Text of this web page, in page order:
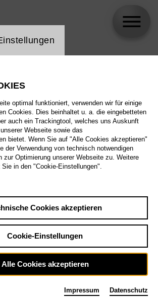
Cookie
optimal funktioniert, verwenden wir für einige
Cookies. Dies beinhaltet u. a. die eingebetteten
auch ein Trackingtool, welches uns Auskunft
Webseite sowie das
bietet. Wenn Sie auf "Alle Cookies akzeptieren"
der Verwendung von technisch notwendigen
zur Optimierung unserer Webseite zu. Weitere
Sie in den "Cookie-Einstellungen".
Cookies akzeptieren
Cookie-Einstellungen
Alle Cookies akzeptieren
Impressum Datenschutz